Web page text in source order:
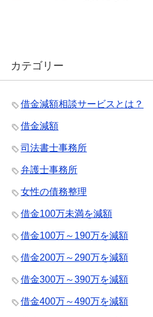
カテゴリー
借金減額相談サービスとは？
借金減額
司法書士事務所
弁護士事務所
女性の債務整理
借金100万未満を減額
借金100万～190万を減額
借金200万～290万を減額
借金300万～390万を減額
借金400万～490万を減額